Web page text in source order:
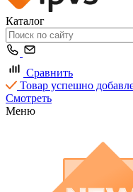
Каталог
Сравнить
Товар успешно
Смотреть
Меню